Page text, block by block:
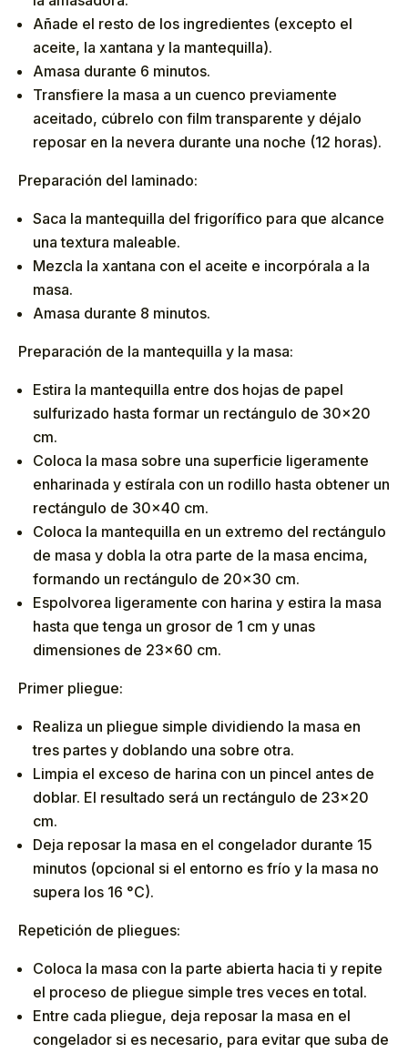
Añade el resto de los ingredientes (excepto el
aceite, la xantana y la mantequilla).
Amasa durante 6 minutos.
Transfiere la masa a un cuenco previamente
aceitado, cúbrelo con film transparente y déjalo
reposar en la nevera durante una noche (12 horas).
Preparación del laminado:
Saca la mantequilla del frigorífico para que alcance
una textura maleable.
Mezcla la xantana con el aceite e incorpórala a la
masa.
Amasa durante 8 minutos.
Preparación de la mantequilla y la masa:
Estira la mantequilla entre dos hojas de papel
sulfurizado hasta formar un rectángulo de 30×20
cm.
Coloca la masa sobre una superficie ligeramente
enharinada y estírala con un rodillo hasta obtener un
rectángulo de 30×40 cm.
Coloca la mantequilla en un extremo del rectángulo
de masa y dobla la otra parte de la masa encima,
formando un rectángulo de 20×30 cm.
Espolvorea ligeramente con harina y estira la masa
hasta que tenga un grosor de 1 cm y unas
dimensiones de 23×60 cm.
Primer pliegue:
Realiza un pliegue simple dividiendo la masa en
tres partes y doblando una sobre otra.
Limpia el exceso de harina con un pincel antes de
doblar. El resultado será un rectángulo de 23×20
cm.
Deja reposar la masa en el congelador durante 15
minutos (opcional si el entorno es frío y la masa no
supera los 16 °C).
Repetición de pliegues:
Coloca la masa con la parte abierta hacia ti y repite
el proceso de pliegue simple tres veces en total.
Entre cada pliegue, deja reposar la masa en el
congelador si es necesario, para evitar que suba de